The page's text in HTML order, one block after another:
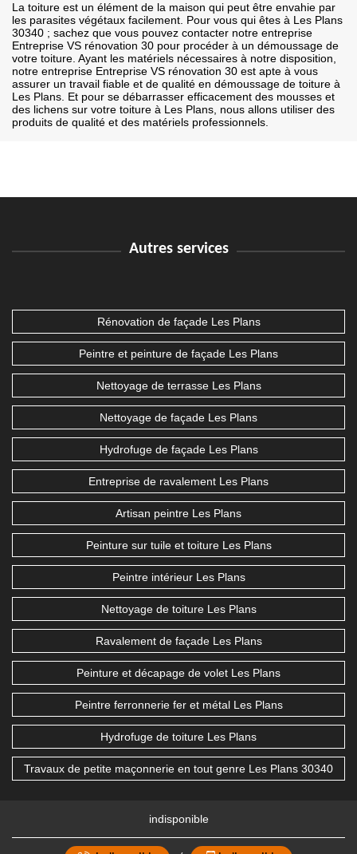
La toiture est un élément de la maison qui peut être envahie par
les parasites végétaux facilement. Pour vous qui êtes à Les Plans
30340 ; sachez que vous pouvez contacter notre entreprise
Entreprise VS rénovation 30 pour procéder à un démoussage de
votre toiture. Ayant les matériels nécessaires à notre disposition,
notre entreprise Entreprise VS rénovation 30 est apte à vous
assurer un travail fiable et de qualité en démoussage de toiture à
Les Plans. Et pour se débarrasser efficacement des mousses et
des lichens sur votre toiture à Les Plans, nous allons utiliser des
produits de qualité et des matériels professionnels.
Autres services
Rénovation de façade Les Plans
Peintre et peinture de façade Les Plans
Nettoyage de terrasse Les Plans
Nettoyage de façade Les Plans
Hydrofuge de façade Les Plans
Entreprise de ravalement Les Plans
Artisan peintre Les Plans
Peinture sur tuile et toiture Les Plans
Peintre intérieur Les Plans
Nettoyage de toiture Les Plans
Ravalement de façade Les Plans
Peinture et décapage de volet Les Plans
Peintre ferronnerie fer et métal Les Plans
Hydrofuge de toiture Les Plans
Travaux de petite maçonnerie en tout genre Les Plans 30340
indisponible